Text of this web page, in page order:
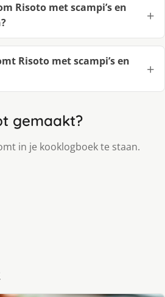
Risoto met scampi’s en
Risoto met scampi’s en
gemaakt?
in je kooklogboek te staan.